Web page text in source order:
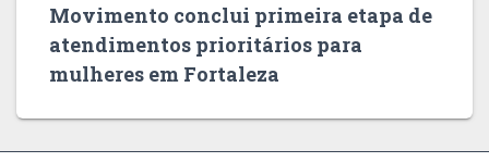
Movimento conclui primeira etapa de
atendimentos prioritários para
mulheres em Fortaleza